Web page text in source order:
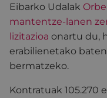
Eibarko Udalak
mantentze-lanen
lizitazioa onartu du,
erabilienetako
bermatzeko.
Kontratuak 105.270